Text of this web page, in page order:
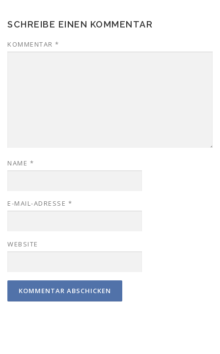
SCHREIBE EINEN KOMMENTAR
KOMMENTAR *
NAME *
E-MAIL-ADRESSE *
WEBSITE